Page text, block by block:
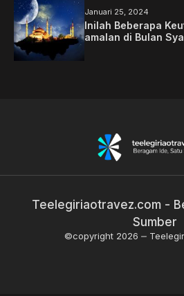
Januari 25, 2024
Inilah Beberapa
amalan di Bulan
Teelegiriaotravez.com -
Sumber
©copyright 2026